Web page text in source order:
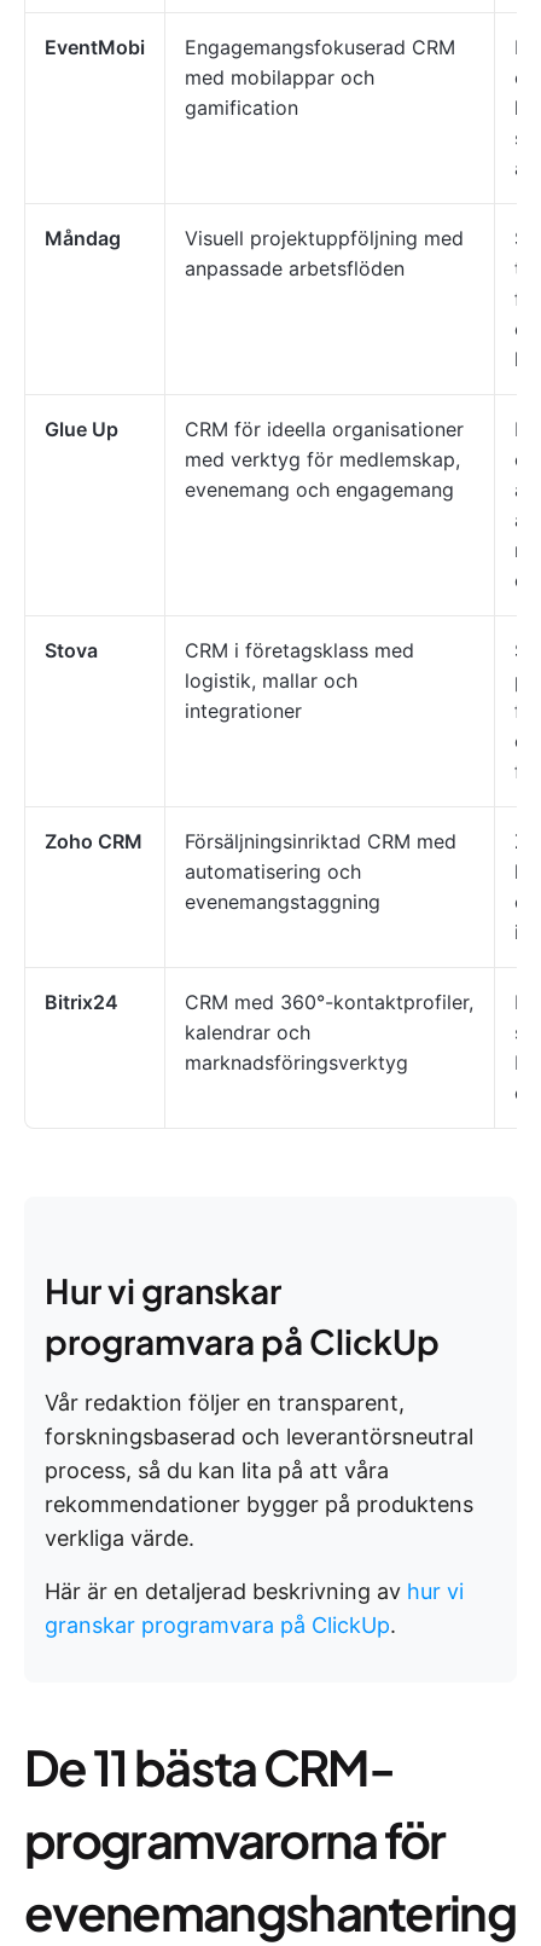
EventMobi
Engagemangsfokuserad CRM
med mobilappar och
gamification
Måndag
Visuell projektuppföljning med
anpassade arbetsflöden
Glue Up
CRM för ideella organisationer
med verktyg för medlemskap,
evenemang och engagemang
Stova
CRM i företagsklass med
logistik, mallar och
integrationer
Zoho CRM
Försäljningsinriktad CRM med
automatisering och
evenemangstaggning
Bitrix24
CRM med 360°-kontaktprofiler,
kalendrar och
marknadsföringsverktyg
Hur vi granskar
programvara på ClickUp
Vår redaktion följer en transparent,
forskningsbaserad och leverantörsneutral
process, så du kan lita på att våra
rekommendationer bygger på produktens
verkliga värde.
Här är en detaljerad beskrivning av hur vi
granskar programvara på ClickUp.
De 11 bästa CRM-
programvarorna för
evenemangshantering